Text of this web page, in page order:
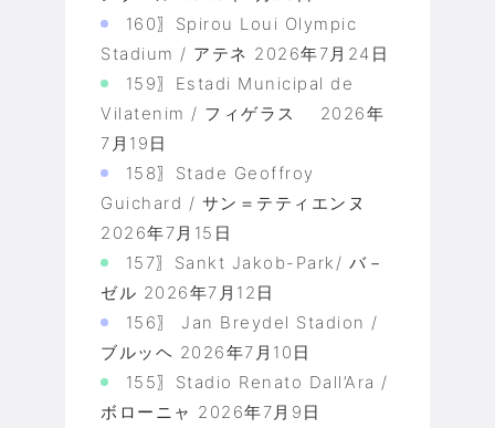
160〗Spirou Loui Olympic
Stadium / アテネ 2026年7月24日
159〗Estadi Municipal de
Vilatenim / フィゲラス
2026年
7月19日
158〗Stade Geoffroy
Guichard / サン＝テティエンヌ
2026年7月15日
157〗Sankt Jakob-Park/ バ－
ゼル 2026年7月12日
156〗 Jan Breydel Stadion /
ブルッヘ 2026年7月10日
155〗Stadio Renato Dall’Ara /
ボローニャ 2026年7月9日